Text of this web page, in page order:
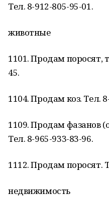
Тел. 8-912-805-95-01.
животные
1101. Продам поросят,
45.
1104. Продам коз. Тел.
1109. Продам фазанов
Тел. 8-965-933-83-96.
1112. Продам поросят.
недвижимость